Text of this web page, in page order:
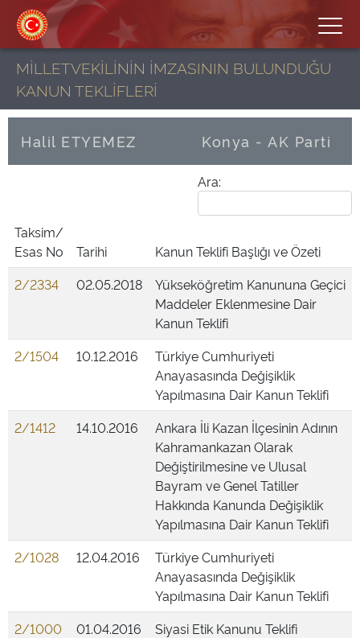
MİLLETVEKİLİNİN İMZASININ BULUNDUĞU
KANUN TEKLİFLERİ
Halil ETYEMEZ Konya - AK Parti
Ara:
Taksim/
Esas No
Tarihi
Kanun Teklifi Başlığı ve Özeti
2/2334
02.05.2018
Yükseköğretim Kanununa Geçici
Maddeler Eklenmesine Dair
Kanun Teklifi
2/1504
10.12.2016
Türkiye Cumhuriyeti
Anayasasında Değişiklik
Yapılmasına Dair Kanun Teklifi
2/1412
14.10.2016
Ankara İli Kazan İlçesinin Adının
Kahramankazan Olarak
Değiştirilmesine ve Ulusal
Bayram ve Genel Tatiller
Hakkında Kanunda Değişiklik
Yapılmasına Dair Kanun Teklifi
2/1028
12.04.2016
Türkiye Cumhuriyeti
Anayasasında Değişiklik
Yapılmasına Dair Kanun Teklifi
2/1000
01.04.2016
Siyasi Etik Kanunu Teklifi